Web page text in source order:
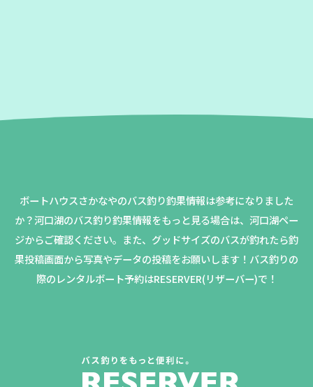
ボートハウスさかなやのバス釣り釣果情報は参考になりました
か？河口湖のバス釣り釣果情報をもっと見る場合は、河口湖ペー
ジからご確認ください。 また、グッドサイズのバスが釣れたら釣
果投稿画面から写真やデータの投稿をお願いします！バス釣りの
際のレンタルボート予約はRESERVER(リザーバー)で！